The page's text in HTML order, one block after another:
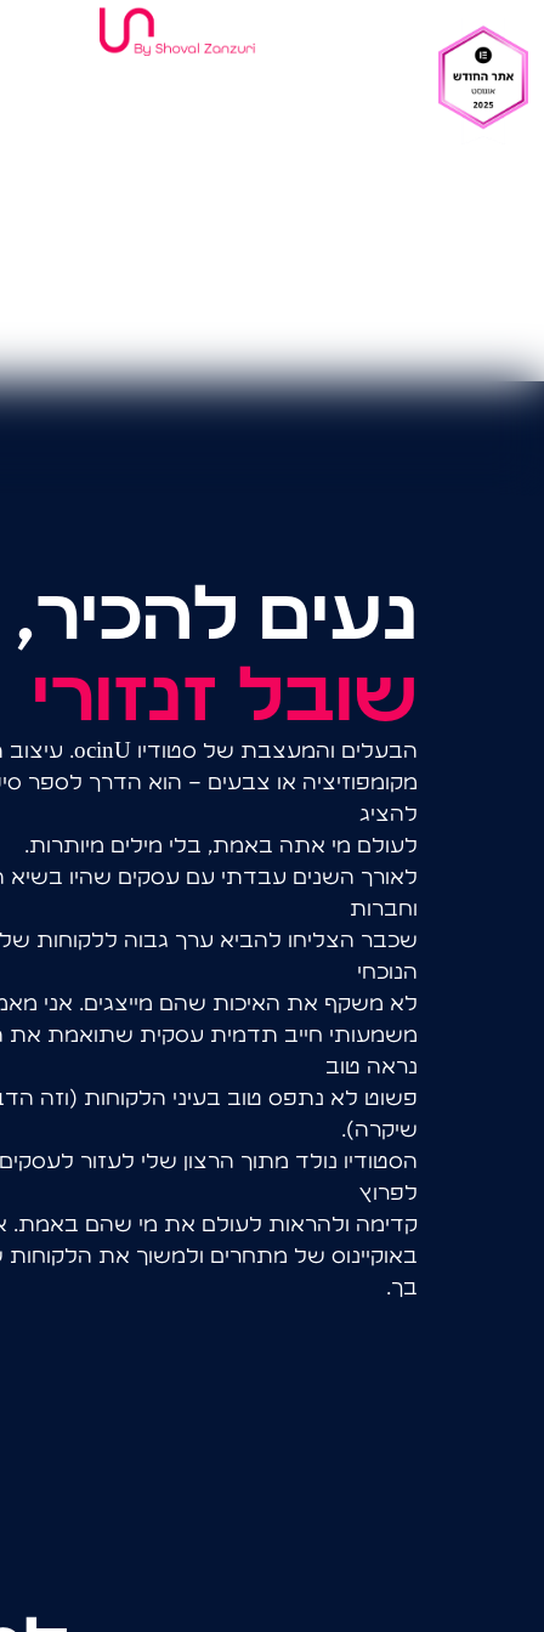
נעים להכיר,
שובל זנזורי
הבעלים והמעצבת של סטודיו U
n
i
c
o
. עיצוב
מקומפוזיציה או צבעים – הוא הדרך לספר סי
להציג
לעולם מי אתה באמת, בלי מילים מיותרות.
לאורך השנים עבדתי עם עסקים שהיו בשיא
וחברות
שכבר הצליחו להביא ערך גבוה ללקוחות ש
הנוכחי
לא משקף את האיכות שהם מייצגים. אני מא
משמעותי חייב תדמית עסקית שתואמת את
נראה טוב
פשוט לא נתפס טוב בעיני הלקוחות (וזה הד
שיקרה)
.
הסטודיו נולד מתוך הרצון שלי לעזור לעסקי
לפרוץ
קדימה ולהראות לעולם את מי שהם באמת.
באוקיינוס של מתחרים ולמשוך את הלקוחות
בך.